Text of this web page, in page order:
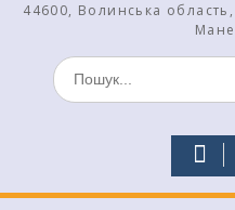
44600, Волинська
Шукати: